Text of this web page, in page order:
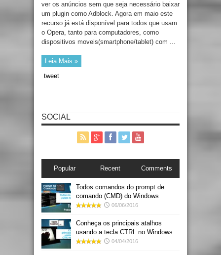
ver os anúncios sem que seja necessário baixar
um plugin como Adblock. Agora em maio este
recurso já está disponível para todos que usam
o Opera, tanto para computadores, como
dispositivos moveis(smartphone/tablet) com ...
Leia Mais »
tweet
SOCIAL
Popular Recent Comments
Todos comandos do prompt de
comando (CMD) do Windows
06/06/2016
Conheça os principais atalhos
usando a tecla CTRL no Windows
04/04/2016